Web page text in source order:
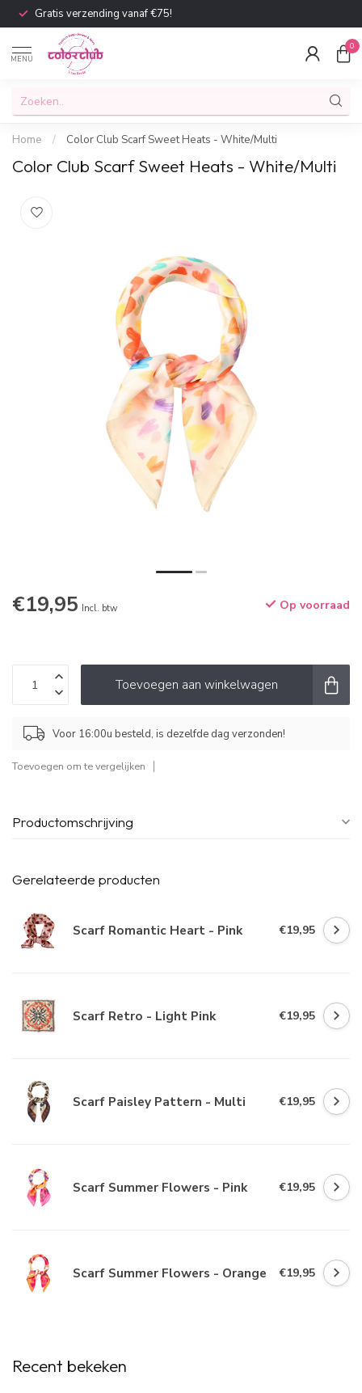
Gratis verzending vanaf €75!
MENU
0
Home / Color Club Scarf Sweet Heats - White/Multi
Color Club Scarf Sweet Heats - White/Multi
€19,95 Incl. btw Op voorraad
Toevoegen aan winkelwagen
Voor 16:00u besteld, is dezelfde dag verzonden!
Toevoegen om te vergelijken
Productomschrijving
Gerelateerde producten
Scarf Romantic Heart - Pink €19,95
Scarf Retro - Light Pink €19,95
Scarf Paisley Pattern - Multi €19,95
Scarf Summer Flowers - Pink €19,95
Scarf Summer Flowers - Orange €19,95
Recent bekeken